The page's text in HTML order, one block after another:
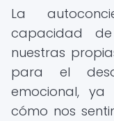
La
capacidad
nuestras
para el
emocional,
cómo nos